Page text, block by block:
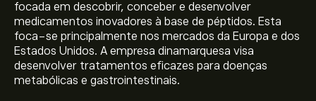
focada em descobrir, conceber e desenvolver
medicamentos inovadores à base de péptidos. Esta
foca-se principalmente nos mercados da Europa e dos
Estados Unidos. A empresa dinamarquesa visa
desenvolver tratamentos eficazes para doenças
metabólicas e gastrointestinais.